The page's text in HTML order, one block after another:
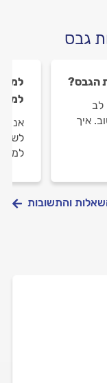
גבס
הגבס?
לב
איך
למה
אני
והתשובות